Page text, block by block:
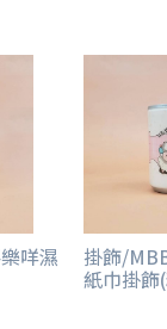
咩濕 掛飾/
紙巾掛飾